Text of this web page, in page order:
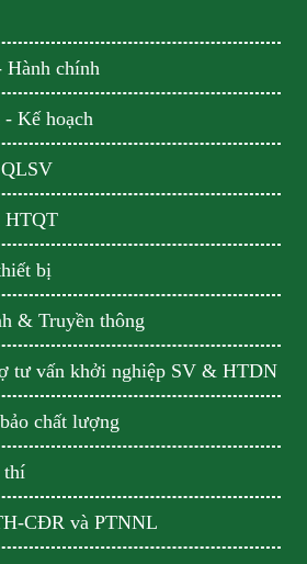
Hành chính
Kế hoạch
HTQT
bị
& Truyền thông
tư vấn khởi nghiệp SV & HTDN
chất lượng
thí
CĐR và PTNNL